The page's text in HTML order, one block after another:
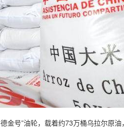
金号”油轮，载着约73万桶乌拉尔原